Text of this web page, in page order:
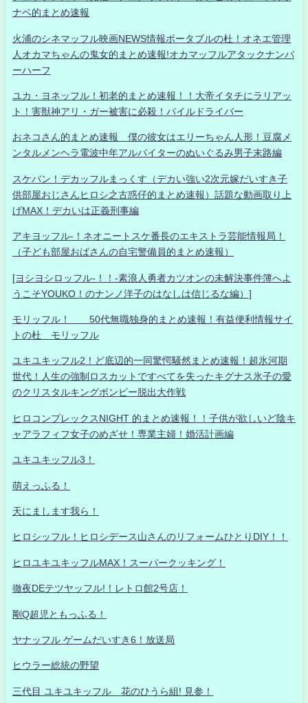
ナベ的まとめ速報
火浦のシネマッフル映画NEWS情報ポータブルの杜！オネエ管理
人オカマちゃんの鬼女的まとめ速報!オカマッフルアタックナンバ
ーハーフ
ユカ・ヨネッフル！初老的まとめ速報！！大帝イタチにラリアッ
ト！害獣神アリ・ガー被害に必殺！パイルドライバー
おネコさん的まとめ速報 僕の彼女はエリーちゃん人形！豆腐メ
ンタルメンヘラ電波中年アルバイターのぬいぐるみ男子末路編
スケバン！デカッフルまっくす（デカい強い2次元嫁だいすき子
供部屋おじさんヒロシ之古惑仔的まとめ速報）話題な動画取り上
げMAX！デカいは正義刑事編
アキヨッフル-！ネオニートスケ番長のエキストラ芸能情報局！
（子ども部屋おばさんの自宅警備員的まとめ速報）
[ヨシヨシロッフル-！！-素浪人勇者カツオンの未解決事件簿へよ
うこそYOUKO！のナンノ洋子のはなしは信じるな編）]
モリッフル！ 50代無職独身的まとめ速報！有益便利情報サイ
トの杜 モリッフル
ユキユキッフル2！ど底辺的一同驚愕騒然まとめ速報！超氷河期
世代！人生の強制ロスカットですべてを失ったキグナス氷子の愛
のクリスタルキングボンビー脱出大作戦
ヒロコンプレックスNIGHT 的まとめ速報！！子供が欲しいど陰キ
ャアラフィフ女子のめざせ！専業主婦！婚活計画編
ユキユキッフル3！
萌えっふる！
天にまします我ら！
ヒロシッフル！ヒロシデース山さんのリフォームひとりDIY！！
ヒロユキユキッフルMAX！スーパークッキング！
徹夜DEテツヤッフル!！レトロ館2号店！
剛Q超児ともっふる！
ヤナッフル ゲームだいすき6！放送局
ヒウラー総統の野望
三代目 ユキユキッフル 花のひうら組! 見参！